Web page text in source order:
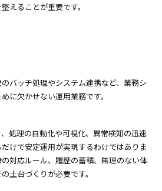
えることが重要です。
バッチ処理やシステム連携など、業務シ
に欠かせない運用業務です。
処理の自動化や可視化、異常検知の迅速
けで安定運用が実現するわけではありま
対応ルール、履歴の蓄積、無理のない体
土台づくりが必要です。